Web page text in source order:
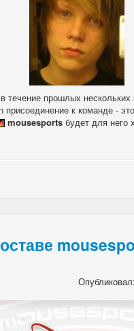
течение прошлых
присоединение к команде -
mousesports будет для